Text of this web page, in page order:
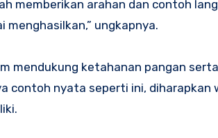
memberikan arahan dan contoh
ungkapnya.
mendukung ketahanan pangan
contoh nyata seperti ini, diharapkan